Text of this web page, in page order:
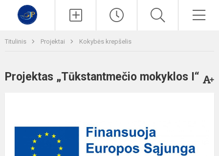
Titulinis Projektai Kokybės krepšelis
Projektas „Tūkstantmečio mokyklos I“